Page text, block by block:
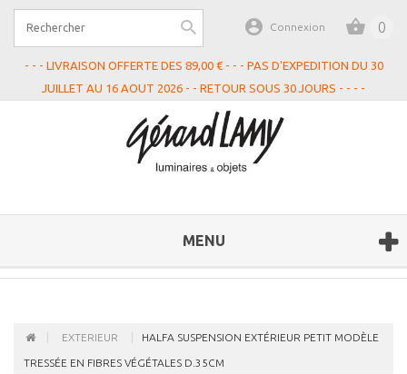
0
Connexion
- - - LIVRAISON OFFERTE DES 89,00 € - - - PAS D'EXPEDITION DU 30
JUILLET AU 16 AOUT 2026 - - RETOUR SOUS 30 JOURS - - - -
MENU
EXTERIEUR HALFA SUSPENSION EXTÉRIEUR PETIT MODÈLE
TRESSÉE EN FIBRES VÉGÉTALES D.35CM